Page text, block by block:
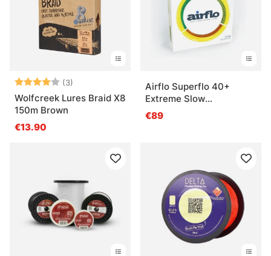
Questions fréquentes sur les lignes de pêche
Qu’est-ce qu’une ligne tressée ?
Qu’est-ce qu’une ligne monofilament ?
Quelle ligne choisir pour un moulinet spinning ?
Note: (3)
Wolfcreek Lures Braid X8
150m Brown
€13.90
Airflo Superflo 40+
Extreme Slow
Intermediate Fly Line
€89